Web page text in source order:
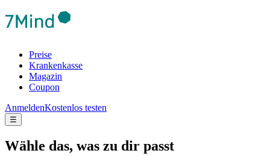
Preise
Krankenkasse
Magazin
Coupon
AnmeldenKostenlos testen
☰
Wähle das, was zu dir passt